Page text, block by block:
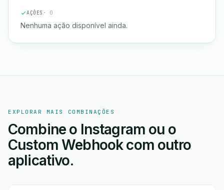
AÇÕES · 0
Nenhuma ação disponível ainda.
EXPLORAR MAIS COMBINAÇÕES
Combine o Instagram ou o
Custom Webhook com outro
aplicativo.